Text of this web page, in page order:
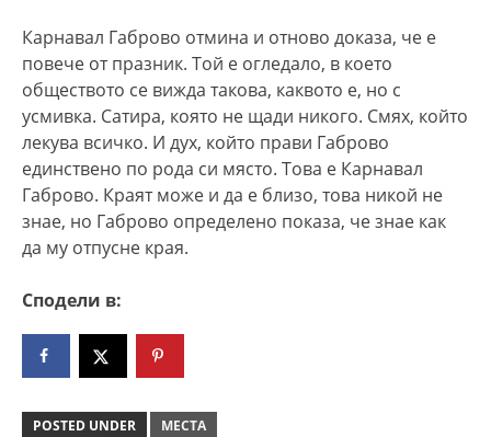
Карнавал Габрово отмина и отново доказа, че е
повече от празник. Той е огледало, в което
обществото се вижда такова, каквото е, но с
усмивка. Сатира, която не щади никого. Смях, който
лекува всичко. И дух, който прави Габрово
единствено по рода си място. Това е Карнавал
Габрово. Краят може и да е близо, това никой не
знае, но Габрово определено показа, че знае как
да му отпусне края.
Сподели в:
POSTED UNDER
МЕСТА